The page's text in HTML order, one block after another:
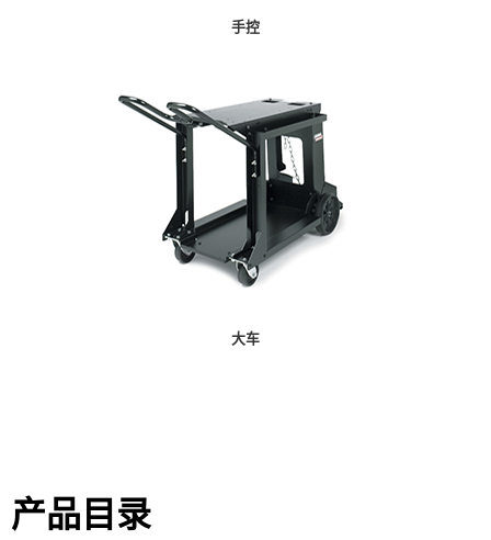
手控
大车
产品目录